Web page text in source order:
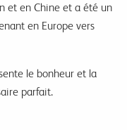
et en Chine et a été un
en Europe vers
le bonheur et la
parfait.